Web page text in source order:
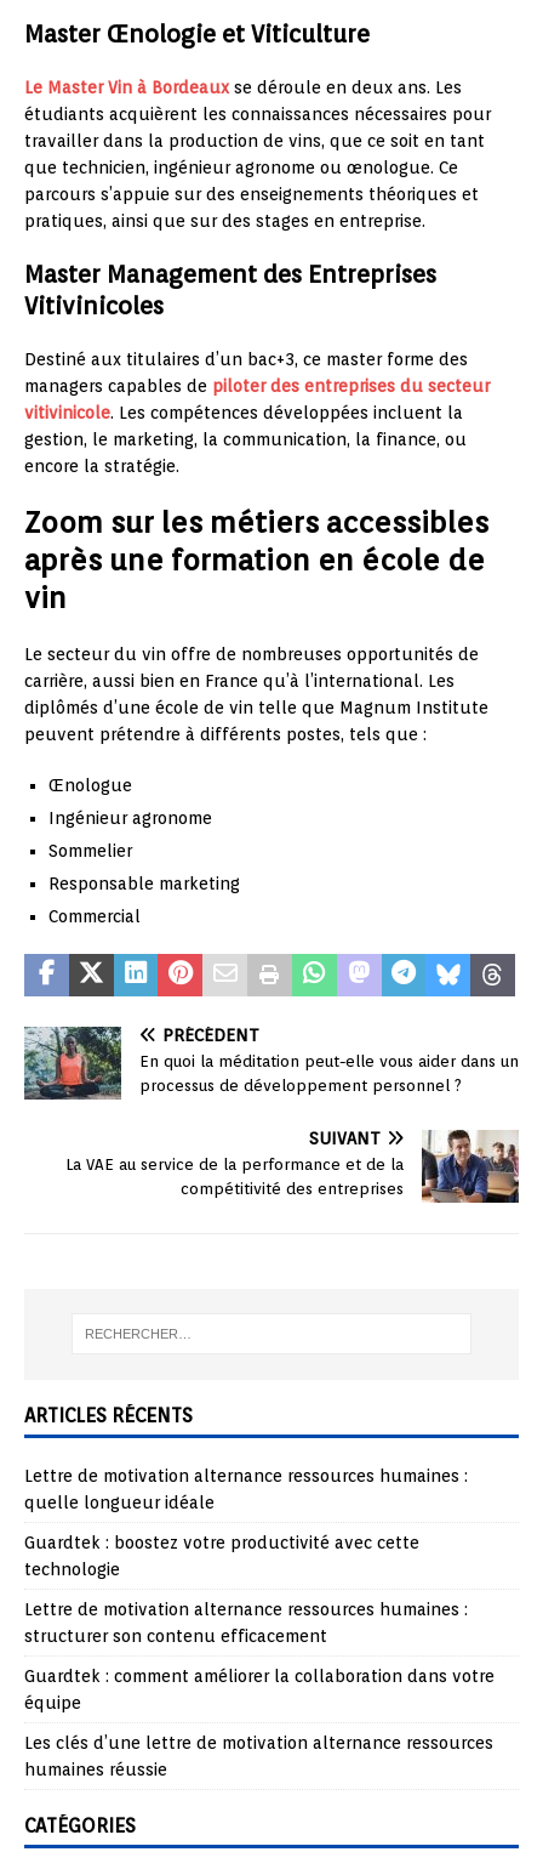
Master Œnologie et Viticulture
Le Master Vin à Bordeaux se déroule en deux ans. Les
étudiants acquièrent les connaissances nécessaires pour
travailler dans la production de vins, que ce soit en tant
que technicien, ingénieur agronome ou œnologue. Ce
parcours s’appuie sur des enseignements théoriques et
pratiques, ainsi que sur des stages en entreprise.
Master Management des Entreprises
Vitivinicoles
Destiné aux titulaires d’un bac+3, ce master forme des
managers capables de piloter des entreprises du secteur
vitivinicole. Les compétences développées incluent la
gestion, le marketing, la communication, la finance, ou
encore la stratégie.
Zoom sur les métiers accessibles
après une formation en école de
vin
Le secteur du vin offre de nombreuses opportunités de
carrière, aussi bien en France qu’à l’international. Les
diplômés d’une école de vin telle que Magnum Institute
peuvent prétendre à différents postes, tels que :
Œnologue
Ingénieur agronome
Sommelier
Responsable marketing
Commercial
PRÉCÉDENT
En quoi la méditation peut-elle vous aider dans un
processus de développement personnel ?
SUIVANT
La VAE au service de la performance et de la
compétitivité des entreprises
ARTICLES RÉCENTS
Lettre de motivation alternance ressources humaines :
quelle longueur idéale
Guardtek : boostez votre productivité avec cette
technologie
Lettre de motivation alternance ressources humaines :
structurer son contenu efficacement
Guardtek : comment améliorer la collaboration dans votre
équipe
Les clés d’une lettre de motivation alternance ressources
humaines réussie
CATÉGORIES